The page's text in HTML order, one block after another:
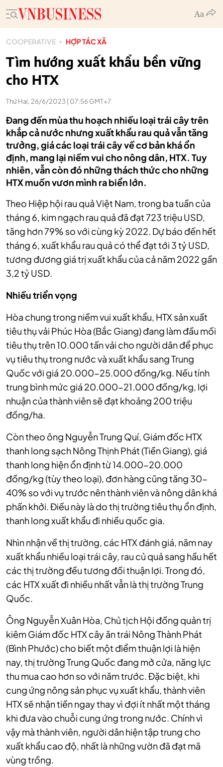
COOPERATIVE HỢP TÁC XÃ
Tìm hướng xuất khẩu bền vững
cho HTX
Thứ Hai, 26/6/2023 | 07:56 GMT+7
Đang đến mùa thu hoạch nhiều loại trái cây trên
khắp cả nước nhưng xuất khẩu rau quả vẫn tăng
trưởng, giá các loại trái cây về cơ bản khá ổn
định, mang lại niềm vui cho nông dân, HTX. Tuy
nhiên, vẫn còn đó những thách thức cho những
HTX muốn vươn mình ra biển lớn.
Theo Hiệp hội rau quả Việt Nam, trong ba tuần của
tháng 6, kim ngạch rau quả đã đạt 723 triệu USD,
tăng hơn 79% so với cùng kỳ 2022. Dự báo đến hết
tháng 6, xuất khẩu rau quả có thể đạt tới 3 tỷ USD,
tương đương giá trị xuất khẩu của cả năm 2022 gần
3,2 tỷ USD.
Nhiều triển vọng
Hòa chung trong niềm vui xuất khẩu, HTX sản xuất
tiêu thụ vải Phúc Hòa (Bắc Giang) đang làm đầu mối
tiêu thụ trên 10.000 tấn vải cho người dân để phục
vụ tiêu thụ trong nước và xuất khẩu sang Trung
Quốc với giá 20.000-25.000 đồng/kg. Nếu tính
trung bình mức giá 20.000-21.000 đồng/kg, lợi
nhuận của thành viên sẽ đạt khoảng 200 triệu
đồng/ha.
Còn theo ông Nguyễn Trung Quí, Giám đốc HTX
thanh long sạch Nông Thịnh Phát (Tiền Giang), giá
thanh long hiện ổn định từ 14.000-20.000
đồng/kg (tùy theo loại), đơn hàng cũng tăng 30-
40% so với vụ trước nên thành viên và nông dân khá
phấn khởi. Điều này là do thị trường tiêu thụ ổn định,
thanh long xuất khẩu đi nhiều quốc gia.
Nhìn nhận về thị trường, các HTX đánh giá, năm nay
xuất khẩu nhiều loại trái cây, rau củ quả sang hầu hết
các thị trường đều tương đối thuận lợi. Trong đó,
các HTX xuất đi nhiều nhất vẫn là thị trường Trung
Quốc.
Ông Nguyễn Xuân Hòa, Chủ tịch Hội đồng quản trị
kiêm Giám đốc HTX cây ăn trái Nông Thành Phát
(Bình Phước) cho biết một điểm thuận lợi là hiện
nay, thị trường Trung Quốc đang mở cửa, năng lực
thu mua cao hơn so với năm trước. Đặc biệt, khi
cung ứng nông sản phục vụ xuất khẩu, thành viên
HTX sẽ nhận tiền ngay thay vì đợi ít nhất một tháng
khi đưa vào chuỗi cung ứng trong nước. Chính vì
vậy mà thành viên, người dân hiện tập trung cho
xuất khẩu cao độ, nhất là những vườn đã đạt mã
vùng trồng.